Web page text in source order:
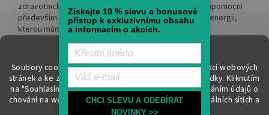
Soubory cookie používáme k zajištění základních funkcí webových
stránek a ke zlepšení vašeho online zážitku i naší nabídky. Kliknutím
na "Souhlasím" souhlasíte s využíváním cookies a předáním údajů o
chování na webu pro zobrazení cílené reklamy na sociálních sítích a
reklamních sítích. Více informací
zdravotnického pracovníka. Naším cílem je být vám nápomocni
především na spirituální rovině a rozvíjet vnitřní sílu a energii,
kterou máme každý v nás.
Vytvořil Shoptet
Získejte 10 % slevu a bonusově
přístup k exkluzivnímu obsahu
a informacím o akcích.
CHCI SLEVU A ODEBÍRAT
NOVINKY >>